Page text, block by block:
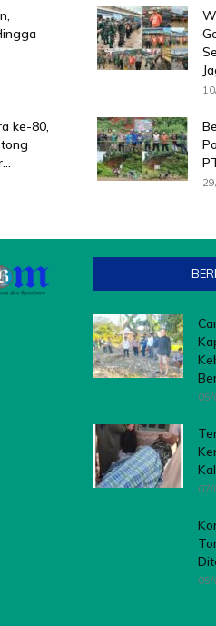
ke-80,